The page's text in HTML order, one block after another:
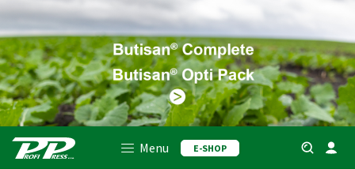
Menu E-SHOP